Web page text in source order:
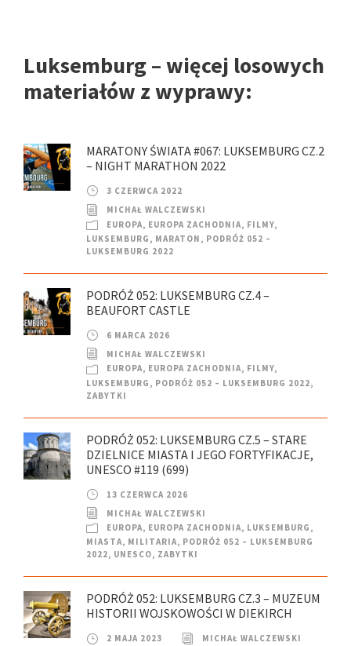
Luksemburg – więcej losowych
materiałów z wyprawy:
MARATONY ŚWIATA #067: LUKSEMBURG CZ.2
– NIGHT MARATHON 2022
3 CZERWCA 2022
MICHAŁ WALCZEWSKI
EUROPA, EUROPA ZACHODNIA, FILMY,
LUKSEMBURG , MARATON , PODRÓŻ 052 –
LUKSEMBURG 2022
PODRÓŻ 052: LUKSEMBURG CZ.4 –
BEAUFORT CASTLE
6 MARCA 2026
MICHAŁ WALCZEWSKI
EUROPA, EUROPA ZACHODNIA, FILMY,
LUKSEMBURG , PODRÓŻ 052 – LUKSEMBURG 2022,
ZABYTKI
PODRÓŻ 052: LUKSEMBURG CZ.5 – STARE
DZIELNICE MIASTA I JEGO FORTYFIKACJE,
UNESCO #119 (699)
13 CZERWCA 2026
MICHAŁ WALCZEWSKI
EUROPA, EUROPA ZACHODNIA, LUKSEMBURG ,
MIASTA, MILITARIA, PODRÓŻ 052 – LUKSEMBURG
2022, UNESCO, ZABYTKI
PODRÓŻ 052: LUKSEMBURG CZ.3 – MUZEUM
HISTORII WOJSKOWOŚCI W DIEKIRCH
2 MAJA 2023
MICHAŁ WALCZEWSKI